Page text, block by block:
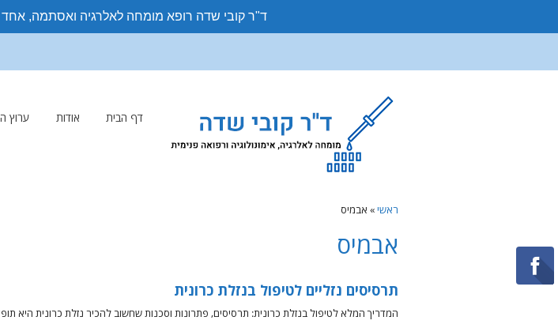
דף הבית אודות ערוץ
ראשי» אבמיס
אבמיס
תרסיסים נזליים לטיפול בנזלת כרונית
המדריך המלא לטיפול בנזלת כרונית: תרסיסים, פתרונות וסכנות שחשוב להכיר ​נזלת כרונית
ד"ר קובי שדה רופא מומחה לאלרגיה ואסתמה,